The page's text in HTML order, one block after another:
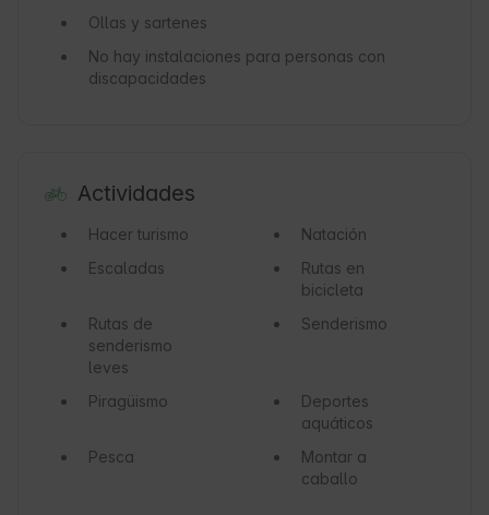
Ollas y sartenes
No hay instalaciones para personas con
discapacidades
Actividades
Hacer turismo
Natación
Escaladas
Rutas en
bicicleta
Rutas de
senderismo
leves
Senderismo
Piragüismo
Deportes
aquáticos
Pesca
Montar a
caballo